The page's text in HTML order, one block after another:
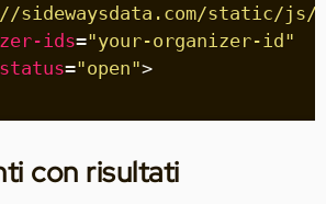
sidewaysdata.com/static/js/
ids="your-organizer-id"
="open">
con risultati